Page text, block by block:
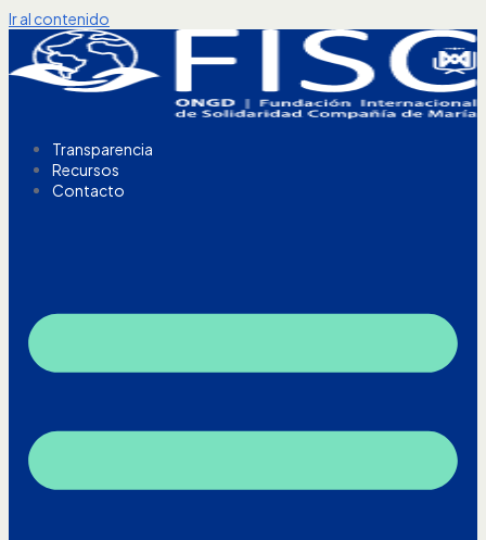
Ir al contenido
Transparencia
Recursos
Contacto